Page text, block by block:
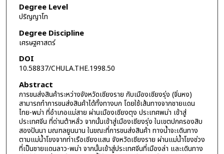
Degree Level
ปริญญาโท
Degree Discipline
เศรษฐศาสตร์
DOI
10.58837/CHULA.THE.1998.50
Abstract
การขนส่งสินค้าระหว่างจังหวัดเชียงราย กับเมืองเชียงรุ่ง (จิ่นหง)
สามารถทำการขนส่งสินค้าได้ทั้งทางบก โดยใช้เส้นทางจากชายแดน
ไทย-พม่า ที่อำเภอแม่สาย ผ่านเมืองเชียงตุง ประเทศพม่า เข้าสู่
ประเทศจีน ที่ด่านต้าหลั่ว จากนั้นเข้าสู่เมืองเชียงรุ่ง ในเขตปกครองสิบ
สองปันนา มณฑลยูนนาน ในขณะที่การขนส่งสินค้า ทางน้ำจะเดินทาง
ตามแม่น้ำโขงจากท่าเรือเชียงแสน จังหวัดเชียงราย ผ่านแม่น้ำโขงช่วง
ที่เป็นชายแดนลาว-พม่า จากนั้นเข้าสู่ประเทศจีนที่เมืองล่า และเดินทาง